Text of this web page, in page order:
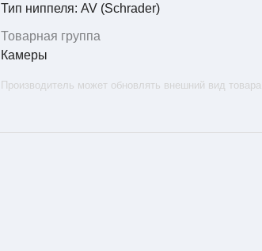
Тип ниппеля: AV (Schrader)
Товарная группа
Камеры
Производитель может обновлять внешний вид товара